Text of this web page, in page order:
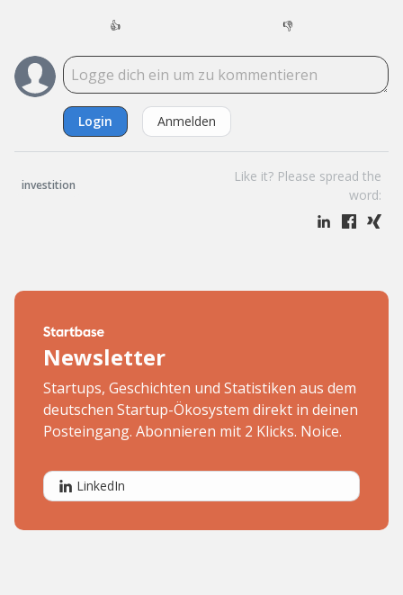
👍 👎
Login Anmelden
investition
Like it? Please spread the
word:
Newsletter
Startups, Geschichten und Statistiken aus dem
deutschen Startup-Ökosystem direkt in deinen
Posteingang. Abonnieren mit 2 Klicks. Noice.
LinkedIn